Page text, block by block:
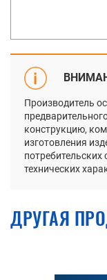
Производитель
конструкцию,
изготовления
потребительских
технических
ДРУГАЯ